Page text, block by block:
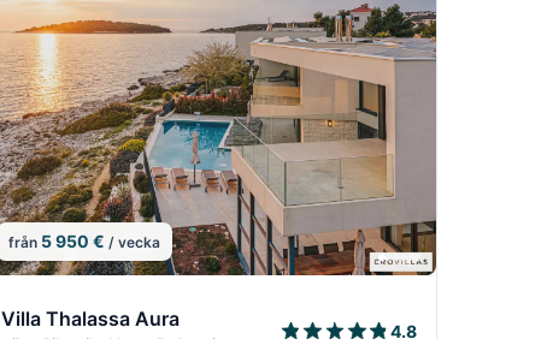
från 5 950 € / vecka
Villa Thalassa Aura
4.8